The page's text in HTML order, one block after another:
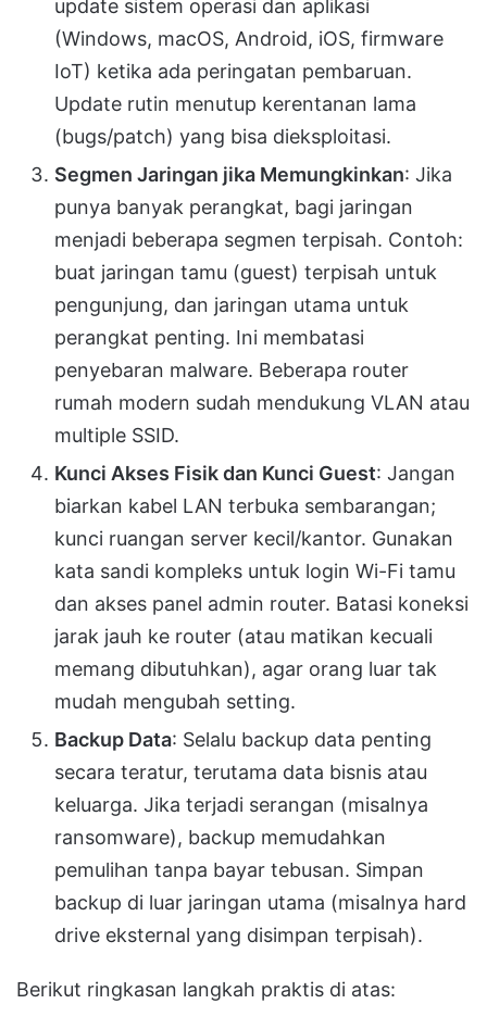
update sistem operasi dan aplikasi
(Windows, macOS, Android, iOS, firmware
IoT) ketika ada peringatan pembaruan.
Update rutin menutup kerentanan lama
(bugs/patch) yang bisa dieksploitasi.
Segmen Jaringan jika Memungkinkan: Jika
punya banyak perangkat, bagi jaringan
menjadi beberapa segmen terpisah. Contoh:
buat jaringan tamu (guest) terpisah untuk
pengunjung, dan jaringan utama untuk
perangkat penting. Ini membatasi
penyebaran malware. Beberapa router
rumah modern sudah mendukung VLAN atau
multiple SSID.
Kunci Akses Fisik dan Kunci Guest: Jangan
biarkan kabel LAN terbuka sembarangan;
kunci ruangan server kecil/kantor. Gunakan
kata sandi kompleks untuk login Wi-Fi tamu
dan akses panel admin router. Batasi koneksi
jarak jauh ke router (atau matikan kecuali
memang dibutuhkan), agar orang luar tak
mudah mengubah setting.
Backup Data: Selalu backup data penting
secara teratur, terutama data bisnis atau
keluarga. Jika terjadi serangan (misalnya
ransomware), backup memudahkan
pemulihan tanpa bayar tebusan. Simpan
backup di luar jaringan utama (misalnya hard
drive eksternal yang disimpan terpisah).
Berikut ringkasan langkah praktis di atas: